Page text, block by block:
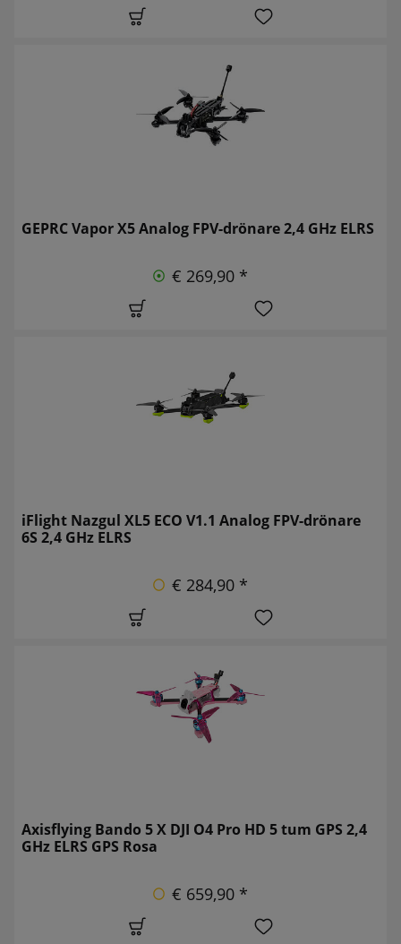
GEPRC Vapor X5 Analog FPV-drönare 2,4 GHz ELRS
€ 269,90 *
iFlight Nazgul XL5 ECO V1.1 Analog FPV-drönare
6S 2,4 GHz ELRS
€ 284,90 *
Axisflying Bando 5 X DJI O4 Pro HD 5 tum GPS 2,4
GHz ELRS GPS Rosa
€ 659,90 *